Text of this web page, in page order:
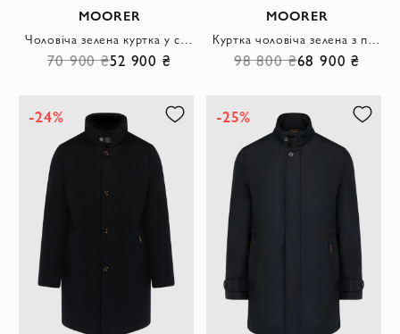
MOORER
70 900 ₴52 900 ₴
MOORER
98 800 ₴68 900 ₴
-24% -25%